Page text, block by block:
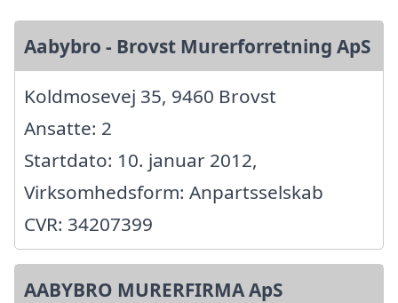
Aabybro - Brovst Murerforretning ApS
Koldmosevej 35, 9460 Brovst
Ansatte: 2
Startdato: 10. januar 2012,
Virksomhedsform: Anpartsselskab
CVR: 34207399
AABYBRO MURERFIRMA ApS